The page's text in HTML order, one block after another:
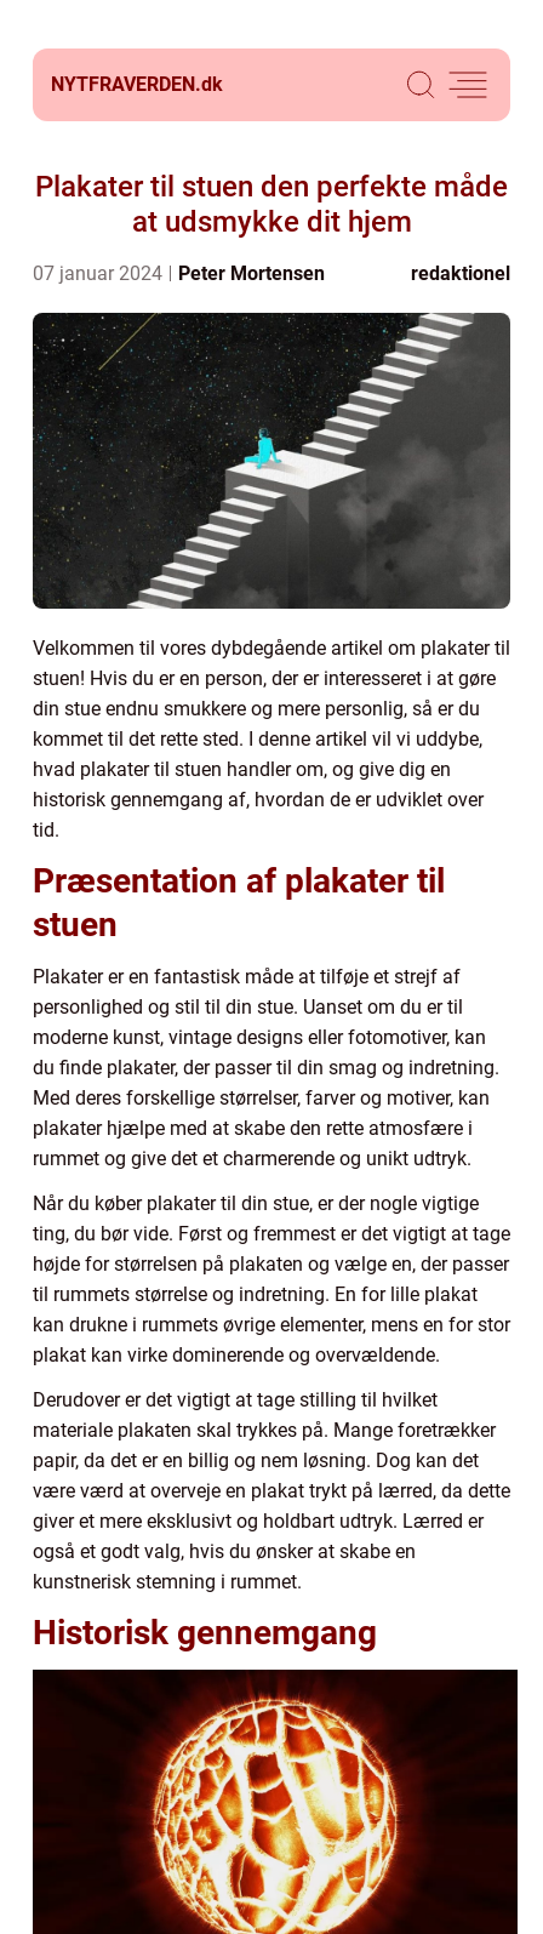
NYTFRAVERDEN.dk
Plakater til stuen den perfekte måde
at udsmykke dit hjem
07 januar 2024 Peter Mortensen redaktionel
Velkommen til vores dybdegående artikel om plakater til
stuen! Hvis du er en person, der er interesseret i at gøre
din stue endnu smukkere og mere personlig, så er du
kommet til det rette sted. I denne artikel vil vi uddybe,
hvad plakater til stuen handler om, og give dig en
historisk gennemgang af, hvordan de er udviklet over
tid.
Præsentation af plakater til
stuen
Plakater er en fantastisk måde at tilføje et strejf af
personlighed og stil til din stue. Uanset om du er til
moderne kunst, vintage designs eller fotomotiver, kan
du finde plakater, der passer til din smag og indretning.
Med deres forskellige størrelser, farver og motiver, kan
plakater hjælpe med at skabe den rette atmosfære i
rummet og give det et charmerende og unikt udtryk.
Når du køber plakater til din stue, er der nogle vigtige
ting, du bør vide. Først og fremmest er det vigtigt at tage
højde for størrelsen på plakaten og vælge en, der passer
til rummets størrelse og indretning. En for lille plakat
kan drukne i rummets øvrige elementer, mens en for stor
plakat kan virke dominerende og overvældende.
Derudover er det vigtigt at tage stilling til hvilket
materiale plakaten skal trykkes på. Mange foretrækker
papir, da det er en billig og nem løsning. Dog kan det
være værd at overveje en plakat trykt på lærred, da dette
giver et mere eksklusivt og holdbart udtryk. Lærred er
også et godt valg, hvis du ønsker at skabe en
kunstnerisk stemning i rummet.
Historisk gennemgang